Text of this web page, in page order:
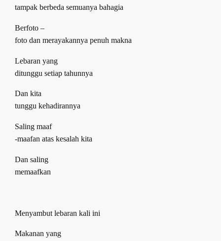
tampak berbeda semuanya bahagia
Berfoto –
foto dan merayakannya penuh makna
Lebaran yang
ditunggu setiap tahunnya
Dan kita
tunggu kehadirannya
Saling maaf
-maafan atas kesalah kita
Dan saling
memaafkan
Menyambutlebaran kali ini
Makanan yang